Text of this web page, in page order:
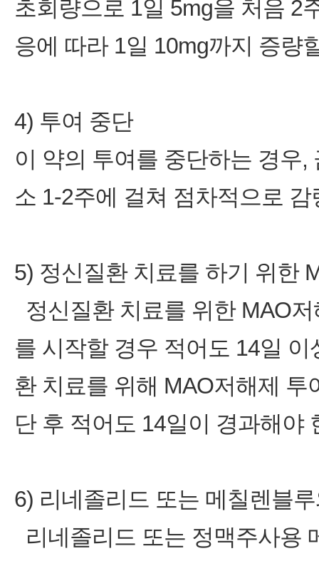
초회량으로 1일 5mg을 처음 2
응에 따라 1일 10mg까지 증량
4) 투여 중단
이 약의 투여를 중단하는 경우
소 1‑2주에 걸쳐 점차적으로
5) 정신질환 치료를 하기 위한
정신질환 치료를 위한 MAO
를 시작할 경우 적어도 14일
환 치료를 위해 MAO저해제
단 후 적어도 14일이 경과해야
6) 리네졸리드 또는 메칠렌블
리네졸리드 또는 정맥주사용